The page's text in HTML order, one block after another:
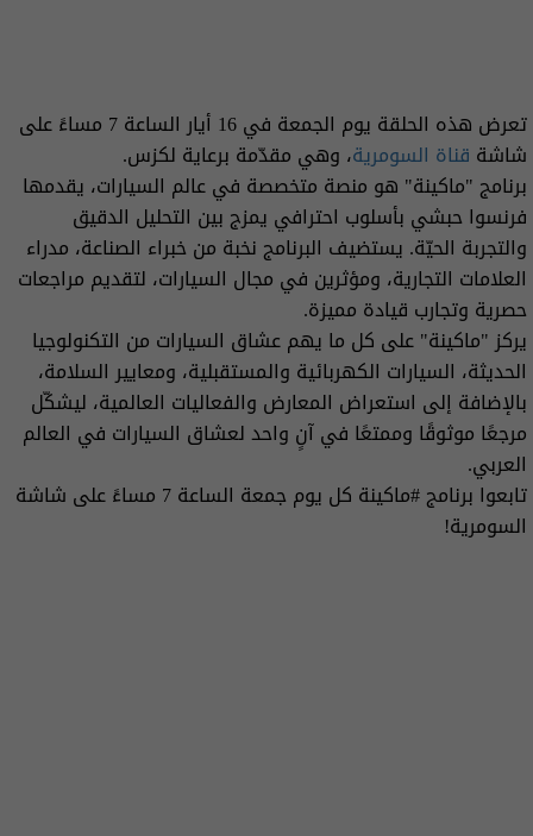
تعرض هذه الحلقة يوم الجمعة في 16 أيار الساعة 7 مساءً على
شاشة قناة السومرية، وهي مقدّمة برعاية لكزس.
برنامج "ماكينة" هو منصة متخصصة في عالم السيارات، يقدمها
فرنسوا حبشي بأسلوب احترافي يمزج بين التحليل الدقيق
والتجربة الحيّة. يستضيف البرنامج نخبة من خبراء الصناعة، مدراء
العلامات التجارية، ومؤثرين في مجال السيارات، لتقديم مراجعات
حصرية وتجارب قيادة مميزة.
يركز "ماكينة" على كل ما يهم عشاق السيارات من التكنولوجيا
الحديثة، السيارات الكهربائية والمستقبلية، ومعايير السلامة،
بالإضافة إلى استعراض المعارض والفعاليات العالمية، ليشكّل
مرجعًا موثوقًا وممتعًا في آنٍ واحد لعشاق السيارات في العالم
العربي.
تابعوا برنامج #ماكينة كل يوم جمعة الساعة 7 مساءً على شاشة
السومرية!